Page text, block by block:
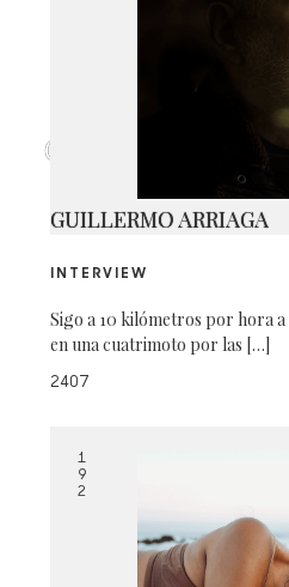
CAPTURA DE
19 A LA(S)
GUILLERMO ARRIAGA
INTERVIEW
Sigo a 10 kilómetros por hora a
en una cuatrimoto por las […]
2407
1
9
2